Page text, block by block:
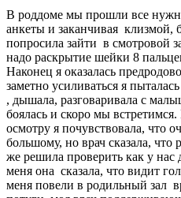
В роддоме мы прошли все
анкеты и заканчивая клизмой,
попросила зайти в смотровой
надо раскрытие шейки 8
Наконец я оказалась
заметно усиливаться я
, дышала, разговаривала с
боялась и скоро мы
осмотру я почувствовала, что
большому, но врач сказала, что
же решила проверить как у нас
меня она сказала, что видит
меня повели в родильный зал